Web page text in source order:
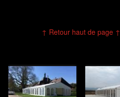
↑ Retour haut de page ↑